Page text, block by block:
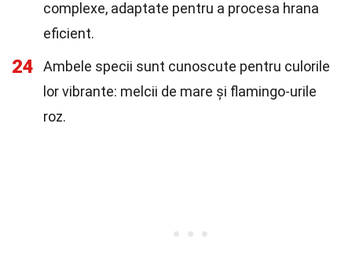
complexe, adaptate pentru a procesa hrana
eficient.
24
Ambele specii sunt cunoscute pentru culorile
lor vibrante: melcii de mare și flamingo-urile
roz.